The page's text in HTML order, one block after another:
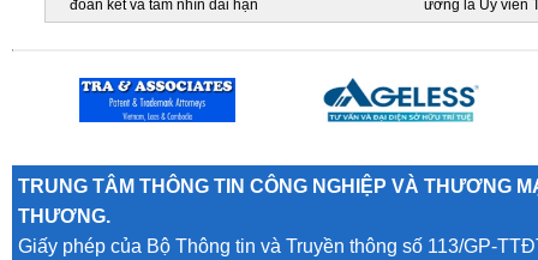
đoàn kết và tầm nhìn dài hạn
ương là Ủy viên
TRUNG TÂM THÔNG TIN CÔNG NGHIỆP VÀ THƯƠNG
THƯƠNG.
Giấy phép của Bộ Thông tin và Truyền thông số 113/GP-